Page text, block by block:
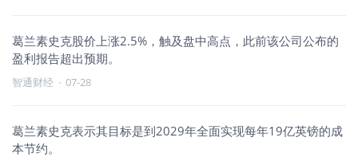
葛兰素史克股价上涨2.5%，触及盘中高点，此前该公司公布的
盈利报告超出预期。
智通财经 · 07-28
葛兰素史克表示其目标是到2029年全面实现每年19亿英镑的成
本节约。